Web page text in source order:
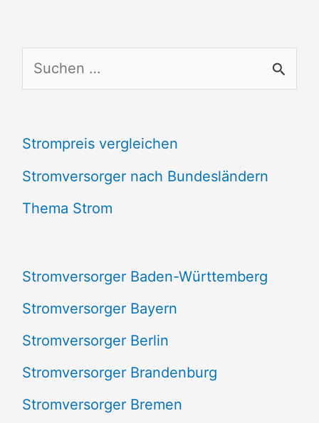
u
h
e
n
h
:
Strompreis vergleichen
Stromversorger nach Bundesländern
Thema Strom
Stromversorger Baden-Württemberg
Stromversorger Bayern
Stromversorger Berlin
Stromversorger Brandenburg
Stromversorger Bremen